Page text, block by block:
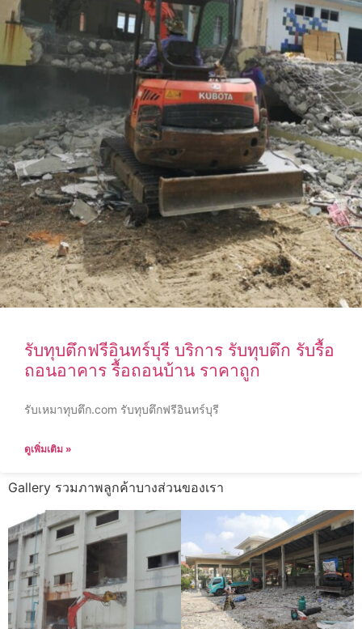
รับทุบตึกฟรีอินทร์บุรี บริการ รับทุบตึก รับรื้อ
ถอนอาคาร รื้อถอนบ้าน ราคาถูก
รับเหมาทุบตึก.com รับทุบตึกฟรีอินทร์บุรี
ดูเพิ่มเติม »
Gallery รวมภาพลูกค้าบางส่วนของเรา